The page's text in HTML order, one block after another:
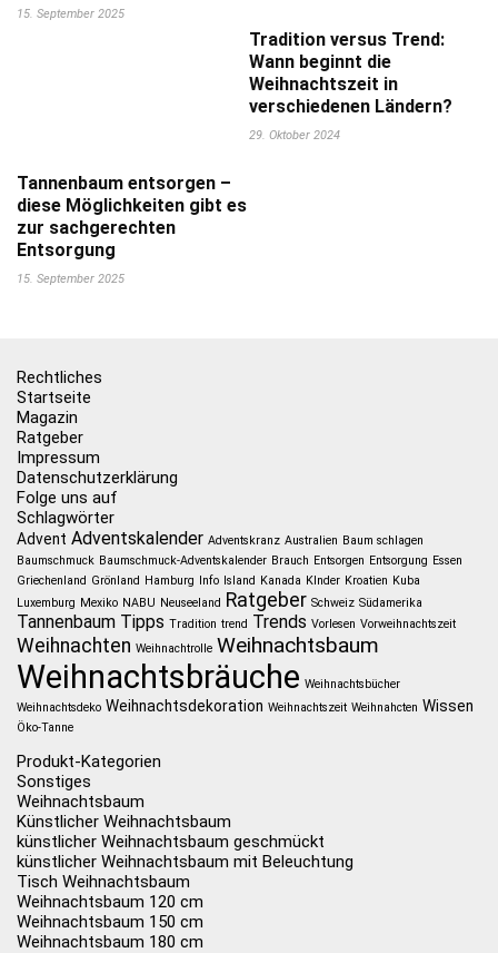
15. September 2025
Tradition versus Trend:
Wann beginnt die
Weihnachtszeit in
verschiedenen Ländern?
29. Oktober 2024
Tannenbaum entsorgen –
diese Möglichkeiten gibt es
zur sachgerechten
Entsorgung
15. September 2025
Rechtliches
Startseite
Magazin
Ratgeber
Impressum
Datenschutzerklärung
Folge uns auf
Schlagwörter
Advent Adventskalender Adventskranz Australien Baum schlagen
Baumschmuck Baumschmuck-Adventskalender Brauch Entsorgen Entsorgung Essen
Griechenland Grönland Hamburg Info Island Kanada KInder Kroatien Kuba
Luxemburg Mexiko NABU Neuseeland Ratgeber Schweiz Südamerika
Tannenbaum Tipps Tradition trend Trends Vorlesen Vorweihnachtszeit
Weihnachten Weihnachtrolle Weihnachtsbaum
Weihnachtsbräuche Weihnachtsbücher
Weihnachtsdeko Weihnachtsdekoration Weihnachtszeit Weihnahcten Wissen
Öko-Tanne
Produkt-Kategorien
Sonstiges
Weihnachtsbaum
Künstlicher Weihnachtsbaum
künstlicher Weihnachtsbaum geschmückt
künstlicher Weihnachtsbaum mit Beleuchtung
Tisch Weihnachtsbaum
Weihnachtsbaum 120 cm
Weihnachtsbaum 150 cm
Weihnachtsbaum 180 cm